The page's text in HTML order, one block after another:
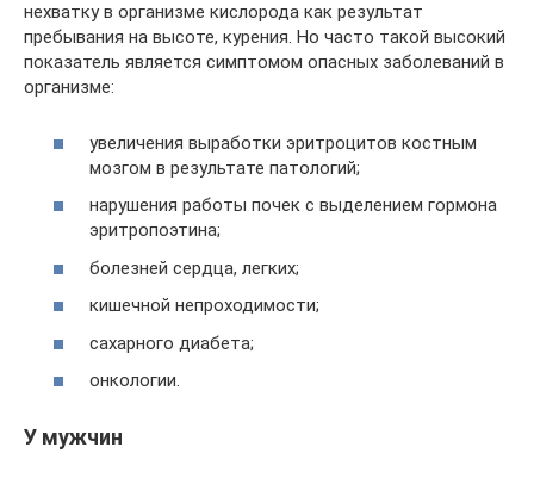
нехватку в организме кислорода как результат
пребывания на высоте, курения. Но часто такой высокий
показатель является симптомом опасных заболеваний в
организме:
увеличения выработки эритроцитов костным
мозгом в результате патологий;
нарушения работы почек с выделением гормона
эритропоэтина;
болезней сердца, легких;
кишечной непроходимости;
сахарного диабета;
онкологии.
У мужчин